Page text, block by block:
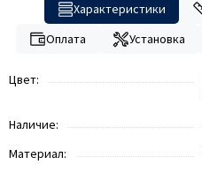
Характеристики
Оплата
Установка
Цвет:
Наличие:
Материал: